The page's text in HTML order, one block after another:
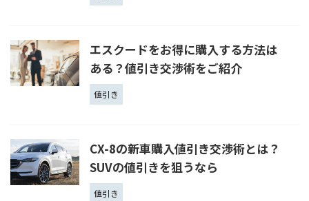
エスクードをお得に購入する方法は
ある？値引き交渉術をご紹介
値引き
CX-8の新車購入値引き交渉術とは？
SUVの値引きを狙うなら
値引き